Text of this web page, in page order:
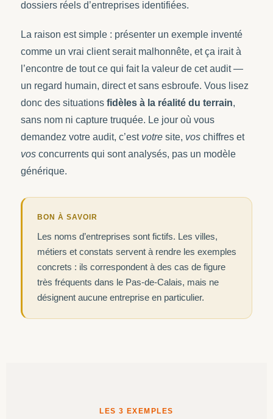
dossiers réels d’entreprises identifiées.
La raison est simple : présenter un exemple inventé
comme un vrai client serait malhonnête, et ça irait à
l’encontre de tout ce qui fait la valeur de cet audit —
un regard humain, direct et sans esbroufe. Vous lisez
donc des situations fidèles à la réalité du terrain,
sans nom ni capture truquée. Le jour où vous
demandez votre audit, c’est votre site, vos chiffres et
vos concurrents qui sont analysés, pas un modèle
générique.
BON À SAVOIR
Les noms d’entreprises sont fictifs. Les villes,
métiers et constats servent à rendre les exemples
concrets : ils correspondent à des cas de figure
très fréquents dans le Pas-de-Calais, mais ne
désignent aucune entreprise en particulier.
LES 3 EXEMPLES